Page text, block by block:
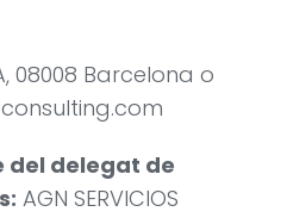
08008 Barcelona o
del delegat de
AGN SERVICIOS